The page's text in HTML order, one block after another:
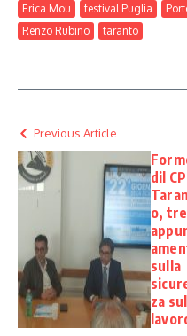
Erica Mou
festival Puglia
Renzo Rubino
taranto
Previous Article
dil
o, tre
sulla
za sul